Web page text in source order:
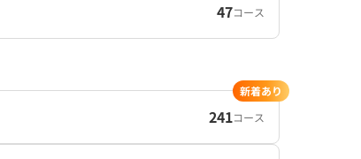
47コース
241コース
新着あり